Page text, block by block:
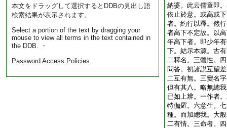
本文をドラッグして選択するとDDBの見出し語
検索結果が表示されます。
Select a portion of the text by dragging your
mouse to view all terms in the text contained in
the DDB. ・
Password Access Policies
納婆。此云儒童即
依止於意。或高或
者。約行以釋。然
者高下不定故。以
年高下者。即少年
下。結示本源。古
二釋名。三體性。
問答。初諸説互望
二互有無。三變名
但有其八。略無總
已如上辨。一作者
特伽羅。六意生。
種。而加總我。大
二有情。三命者。